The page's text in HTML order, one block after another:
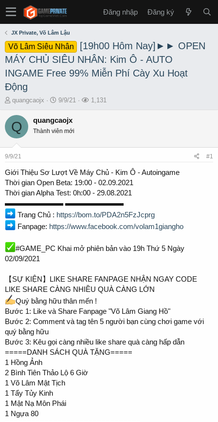
Đăng nhập Đăng ký
JX Private, Võ Lâm Lậu
Võ Lâm Siêu Nhân
[19h00 Hôm Nay]►► OPEN
MÁY CHỦ SIÊU NHÂN: Kim Ô - AUTO
INGAME Free 99% Miễn Phí Cày Xu Hoạt
Động
T
r
e
s
a
t
e
r
quangcaojx
S
a
t
e
9/9/21
L1,131
Q quangcaojx
Thành viên mới
9/9/21 #1
Giới Thiệu Sơ Lượt Về Máy Chủ - Kim Ô - Autoingame
Thời gian Open Beta: 19:00 - 02.09.2021
Thời gian Alpha Test: 0h:00 - 29.08.2021
▬▬▬▬▬▬▬▬ ▬▬▬▬▬▬▬▬
Trang Chủ : https://bom.to/PDA2n5FzJcprg
Fanpage: https://www.facebook.com/volam1giangho
#GAME_PC Khai mở phiên bản vào 19h Thứ 5 Ngày
02/09/2021
【SỰ KIỆN】LIKE SHARE FANPAGE NHẬN NGAY CODE
LIKE SHARE CÀNG NHIỀU QUÀ CÀNG LỚN
Quý bằng hữu thân mến !
Bước 1: Like và Share Fanpage "Võ Lâm Giang Hồ"
Bước 2: Comment và tag tên 5 người bạn cùng chơi game với
quý bằng hữu
Bước 3: Kêu gọi càng nhiều like share quà càng hấp dẫn
=====DANH SÁCH QUÀ TẶNG=====
1 Hồng Ảnh
2 Bình Tiên Thảo Lộ 6 Giờ
1 Võ Lâm Mật Tịch
1 Tẩy Tủy Kinh
1 Mật Nạ Môn Phái
1 Ngựa 80